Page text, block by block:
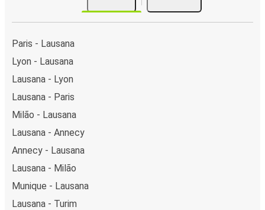
Paris - Lausana
Lyon - Lausana
Lausana - Lyon
Lausana - Paris
Milão - Lausana
Lausana - Annecy
Annecy - Lausana
Lausana - Milão
Munique - Lausana
Lausana - Turim